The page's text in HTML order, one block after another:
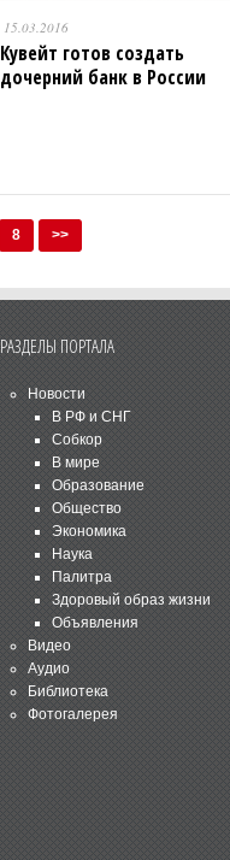
15.03.2016
Кувейт готов создать
дочерний банк в России
8 >>
РАЗДЕЛЫ ПОРТАЛА
Новости
В РФ и СНГ
Собкор
В мире
Образование
Общество
Экономика
Наука
Палитра
Здоровый образ жизни
Объявления
Видео
Аудио
Библиотека
Фотогалерея